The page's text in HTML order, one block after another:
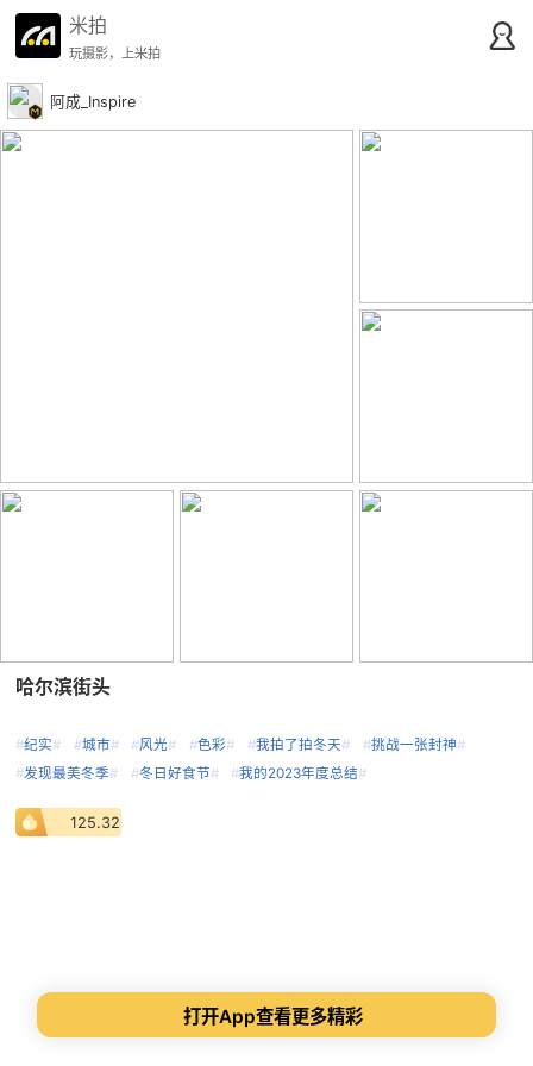
米拍
玩摄影，上米拍
阿成_Inspire
哈尔滨街头
#纪实# #城市# #风光# #色彩# #我拍了拍冬天# #挑战一张封神#
#发现最美冬季# #冬日好食节# #我的2023年度总结#
125.32
打开App查看更多精彩